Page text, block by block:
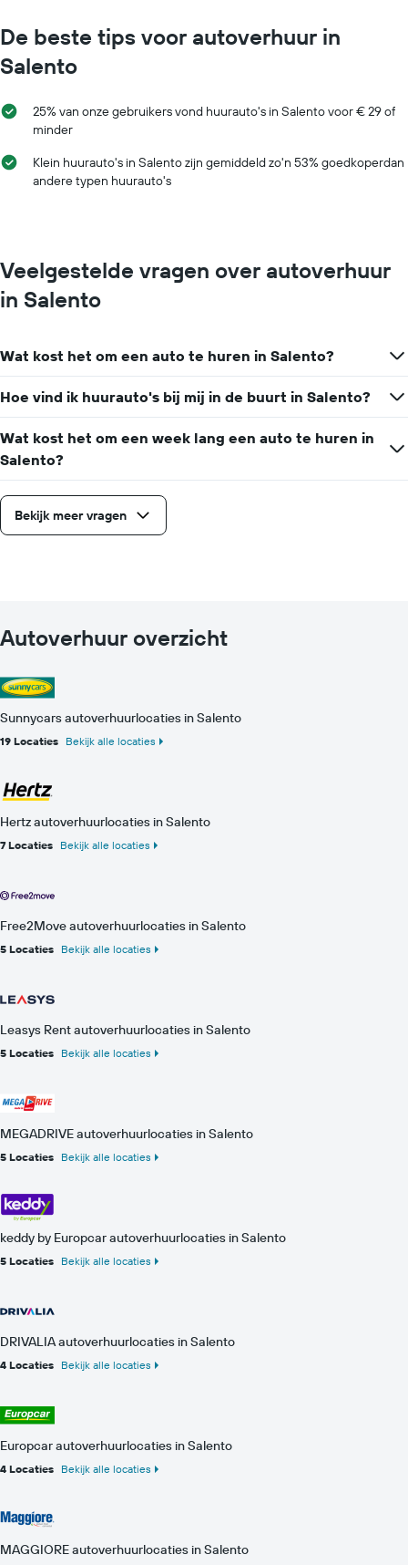
De beste tips voor autoverhuur in
Salento
25% van onze gebruikers vond huurauto's in Salento voor € 29 of
minder
Klein huurauto's in Salento zijn gemiddeld zo'n 53% goedkoperdan
andere typen huurauto's
Veelgestelde vragen over autoverhuur
in Salento
Wat kost het om een auto te huren in Salento?
Hoe vind ik huurauto's bij mij in de buurt in Salento?
Wat kost het om een week lang een auto te huren in
Salento?
Bekijk meer vragen
Autoverhuur overzicht
Sunnycars autoverhuurlocaties in Salento
19 Locaties Bekijk alle locaties
Hertz autoverhuurlocaties in Salento
7 Locaties Bekijk alle locaties
Free2Move autoverhuurlocaties in Salento
5 Locaties Bekijk alle locaties
Leasys Rent autoverhuurlocaties in Salento
5 Locaties Bekijk alle locaties
MEGADRIVE autoverhuurlocaties in Salento
5 Locaties Bekijk alle locaties
keddy by Europcar autoverhuurlocaties in Salento
5 Locaties Bekijk alle locaties
DRIVALIA autoverhuurlocaties in Salento
4 Locaties Bekijk alle locaties
Europcar autoverhuurlocaties in Salento
4 Locaties Bekijk alle locaties
MAGGIORE autoverhuurlocaties in Salento